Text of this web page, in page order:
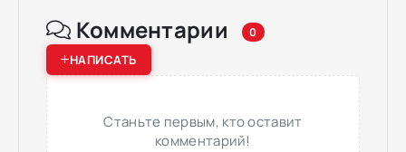
Комментарии 0
НАПИСАТЬ
Станьте первым, кто оставит
комментарий!